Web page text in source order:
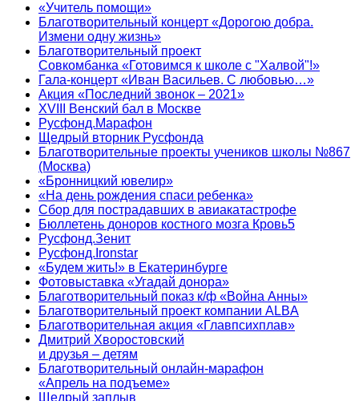
«Учитель помощи»
Благотворительный концерт «Дорогою добра.
Измени одну жизнь»
Благотворительный проект
Совкомбанка «Готовимся к школе с "Халвой"!»
Гала-концерт «Иван Васильев. С любовью…»
Акция «Последний звонок – 2021»
XVIII Венский бал в Москве
Русфонд.Марафон
Щедрый вторник Русфонда
Благотворительные проекты учеников школы №867
(Москва)
«Бронницкий ювелир»
«На день рождения спаси ребенка»
Сбор для пострадавших в авиакатастрофе
Бюллетень доноров костного мозга Кровь5
Русфонд.Зенит
Русфонд.Ironstar
«Будем жить!» в Екатеринбурге
Фотовыставка «Угадай донора»
Благотворительный показ к/ф «Война Анны»
Благотворительный проект компании ALBA
Благотворительная акция «Главпсихплав»
Дмитрий Хворостовский
и друзья – детям
Благотворительный онлайн‑марафон
«Апрель на подъеме»
Щедрый заплыв